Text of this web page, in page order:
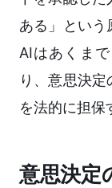
ある」という
AIはあくま
り、意思決
を法的に担保
意思決定